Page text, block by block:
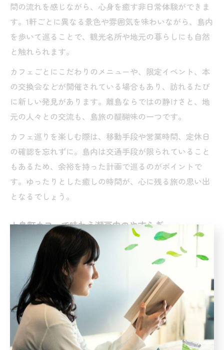
間の流れを感じながら、心身を癒す非日常体験ができま
す。1軒ごとに異なる景色や雰囲気を味わいながら、島内
を歩いて巡ることで、観光名所や地元の暮らしにも自然
と触れられます。
カフェごとにこだわりのメニューや、限定イベント、本
の交換会などが開催されている場合もあり、訪れるたび
に新しい発見があります。離島ならではの静けさと、地
元の人々との交流も、島旅の醍醐味の一つです。
カフェ巡りを楽しむ際は、移動手段や営業時間、定休日
の確認を忘れずに。島内は交通手段が限られていること
もあるため、余裕を持った計画で巡るのがポイントで
す。ゆったりとした癒しの時間が、心に残る旅の思い出
となるでしょう。
上島町カフェで味わう瀬戸内のやすらぎ
瀬戸内海に浮かぶ上島町のカフェは、海や山の景色を眺
めながら、日常を忘れて過ごせるやすらぎの空間です。
窓辺から差し込むやわらかな光や、潮風を感じるテラス
席など、島ならではの自然と調和した店づくりが魅力で
す。
カフェタイムには、地元産の食材を使ったドリンクやス
イーツとともに、ゆっくりとした時間を楽しむことがで